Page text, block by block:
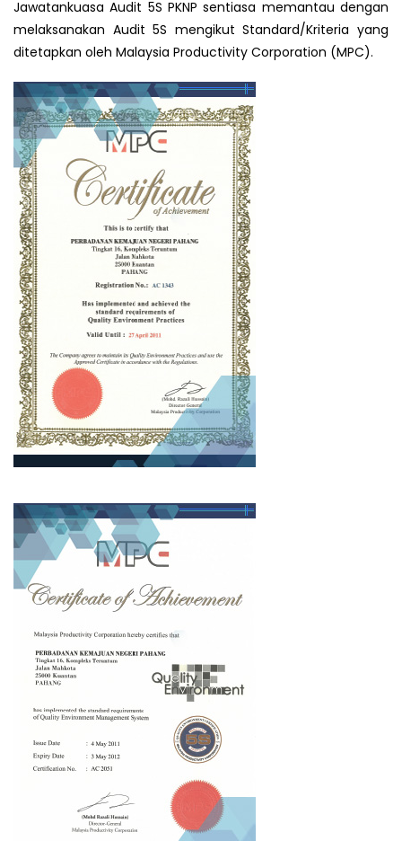
Jawatankuasa Audit 5S PKNP sentiasa memantau dengan
melaksanakan Audit 5S mengikut Standard/Kriteria yang
ditetapkan oleh Malaysia Productivity Corporation (MPC).